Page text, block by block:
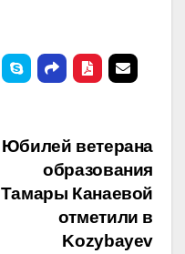
Юбилей ветерана
образования
Тамары Канаевой
отметили в
Kozybayev